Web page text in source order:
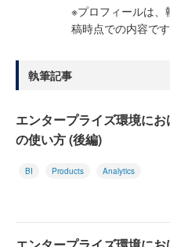
※プロフィールは
稿時点での内容です
執筆記事
エンタープライズ環境に
の使い方 (後編)
BI Products Analytics